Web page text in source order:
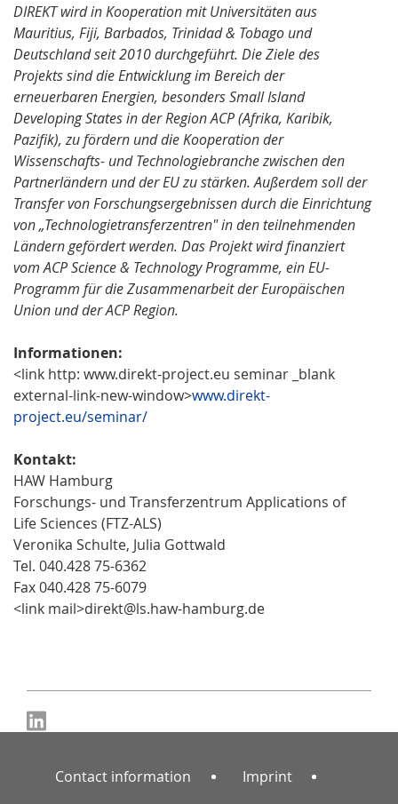
DIREKT wird in Kooperation mit Universitäten aus
Mauritius, Fiji, Barbados, Trinidad & Tobago und
Deutschland seit 2010 durchgeführt. Die Ziele des
Projekts sind die Entwicklung im Bereich der
erneuerbaren Energien, besonders Small Island
Developing States in der Region ACP (Afrika, Karibik,
Pazifik), zu fördern und die Kooperation der
Wissenschafts- und Technologiebranche zwischen den
Partnerländern und der EU zu stärken. Außerdem soll der
Transfer von Forschungsergebnissen durch die Einrichtung
von „Technologietransferzentren" in den teilnehmenden
Ländern gefördert werden. Das Projekt wird finanziert
vom ACP Science & Technology Programme, ein EU-
Programm für die Zusammenarbeit der Europäischen
Union und der ACP Region.
Informationen:
<link http: www.direkt-project.eu seminar _blank
external-link-new-window>www.direkt-
project.eu/seminar/
Kontakt:
HAW Hamburg
Forschungs- und Transferzentrum Applications of
Life Sciences (FTZ-ALS)
Veronika Schulte, Julia Gottwald
Tel. 040.428 75-6362
Fax 040.428 75-6079
<link mail>direkt@ls.haw-hamburg.de
Contact information Imprint